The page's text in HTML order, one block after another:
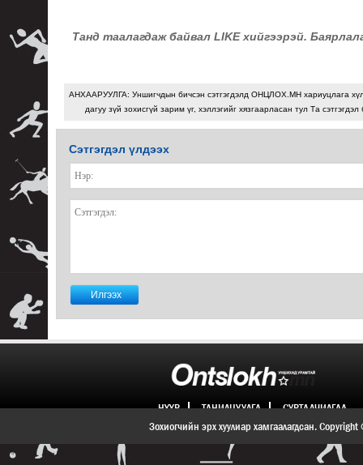
Танд таалагдаж байвал LIKE хийгээрэй.
АНХААРУУЛГА: Уншигчдын бичсэн сэтгэгдэлд ОНЦЛОХ.МН хариуцлага
дагуу зүй зохисгүй зарим үг, хэллэгийг хязгаарласан тул Та
Сэтгэгдэл үлдээх
НҮҮР ТАНИЛЦУУЛГА СУРТАЛЧИЛГАА
ХОЛБОО БАРИХ
Зохиогчийн эрх хуулиар хамгаалагдсан.